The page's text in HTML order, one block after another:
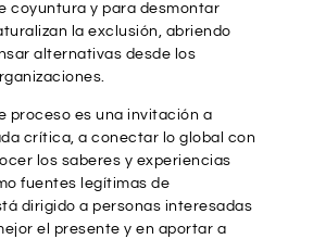
coyuntura y para desmontar
la exclusión, abriendo
alternativas desde los
proceso es una invitación a
crítica, a conectar lo global con
los saberes y experiencias
fuentes legítimas de
dirigido a personas interesadas
el presente y en aportar a